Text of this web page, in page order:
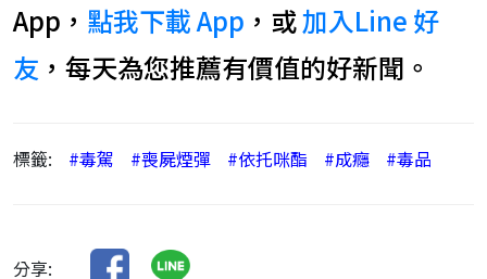
App， 點我下載 App ，或加入Line 好
友 ，每天為您推薦有價值的好新聞。
標籤: #毒駕 #喪屍煙彈 #依托咪酯 #成癮 #毒品
分享: